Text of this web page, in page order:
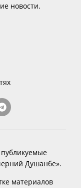
новости.
Душанбе».
материалов